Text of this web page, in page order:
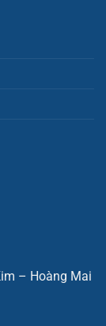
– Hoàng Mai